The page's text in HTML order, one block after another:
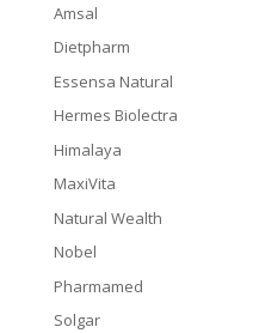
Amsal
Dietpharm
Essensa Natural
Hermes Biolectra
Himalaya
MaxiVita
Natural Wealth
Nobel
Pharmamed
Solgar